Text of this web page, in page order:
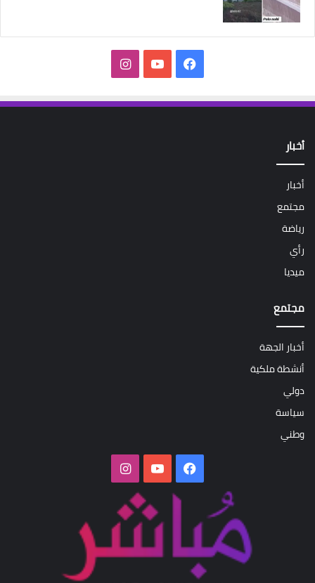
فيسبوك‫YouTubeانستقرام
أخبار
أخبار
مجتمع
رياضة
رأي
ميديا
مجتمع
أخبار الجهة
أنشطة ملكية
دولي
سياسة
وطني
فيسبوك‫YouTubeانستقرام